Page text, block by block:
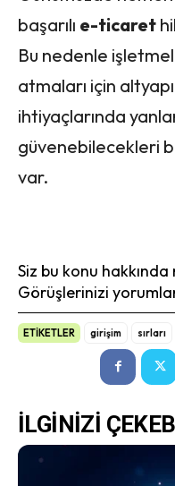
başarılı e-ticaret
Bu nedenle
atmaları için
ihtiyaçlarında
güvenebilecekleri
var.
Siz bu konu
Görüşlerinizi
ETİKETLER girişim sırları